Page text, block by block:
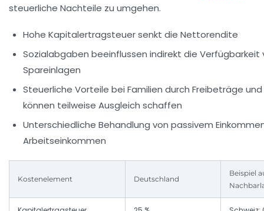
steuerliche Nachteile zu umgehen.
Hohe Kapitalertragsteuer senkt die Nettorendite
Sozialabgaben beeinflussen indirekt die Verfügbarkeit
Spareinlagen
Steuerliche Vorteile bei Familien durch Freibeträge
können teilweise Ausgleich schaffen
Unterschiedliche Behandlung von passivem
Arbeitseinkommen
Kostenelement Deutschland
Beispiel